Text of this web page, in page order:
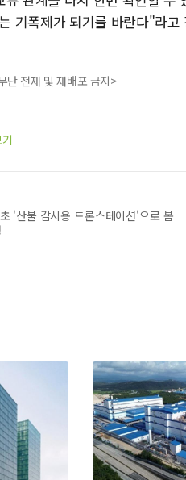
기폭제가 되기를 바란다"라고
단 전재 및 재배포 금지>
'산불 감시용 드론스테이션'으로 봄